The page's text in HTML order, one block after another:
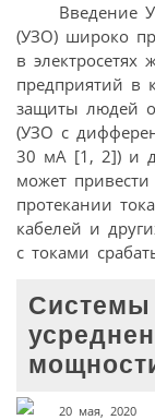
Введение
(УЗО) широко
в
предприятий в
защиты людей
(УЗО с
30 мА [1, 2]) и
может
протекании
кабелей и
с токами
Системы
20 мая, 2020